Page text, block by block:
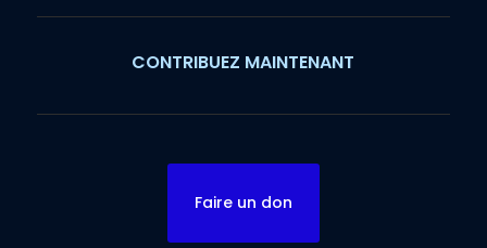
CONTRIBUEZ MAINTENANT
Faire un don